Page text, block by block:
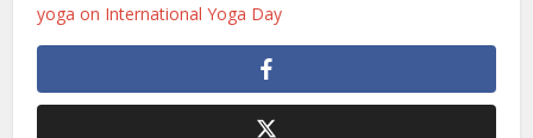
yoga on International Yoga Day